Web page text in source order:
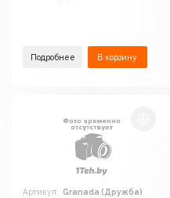
Подробнее В корзину
Артикул: Granada (Дружба)